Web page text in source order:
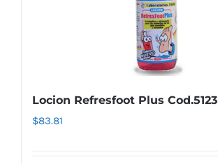
Locion Refresfoot Plus Cod.5123
$83.81